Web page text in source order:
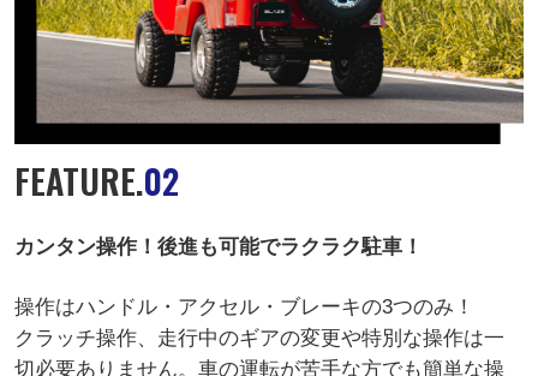
FEATURE.02
カンタン操作！後進も可能でラクラク駐車！
操作はハンドル・アクセル・ブレーキの3つのみ！
クラッチ操作、走行中のギアの変更や特別な操作は一
切必要ありません。車の運転が苦手な方でも簡単な操